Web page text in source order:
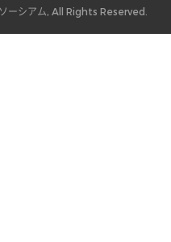
ーシアム, All Rights Reserved.